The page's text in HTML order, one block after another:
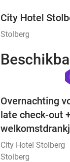
City Hotel
Stolberg
Overnachting
late check-out
City Hotel Stolberg
Stolberg